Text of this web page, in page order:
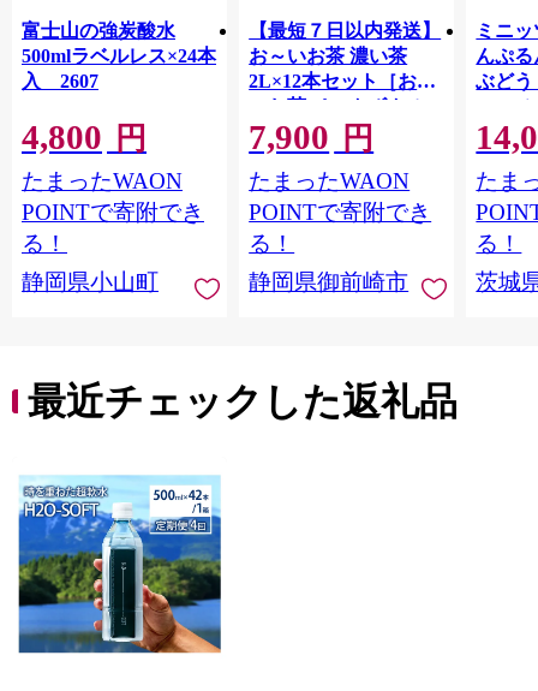
富士山の強炭酸水
500mlラベルレス×24本
入 2607
4,800 円
たまったWAON
POINTで寄附でき
る！
静岡県小山町
【最短７日以内発送】
お～いお茶 濃い茶
2L×12本セット［おー
いお茶 ペットボトル 2
リットル ケース 箱 伊
藤園 静岡］
7,900 円
たまったWAON
POINTで寄附でき
る！
静岡県御前崎市
ミニ
んぷ
ぶどう
ス |
ゼリ
ルシウ
給 コ
たま
る！
茨城
最近チェックした返礼品